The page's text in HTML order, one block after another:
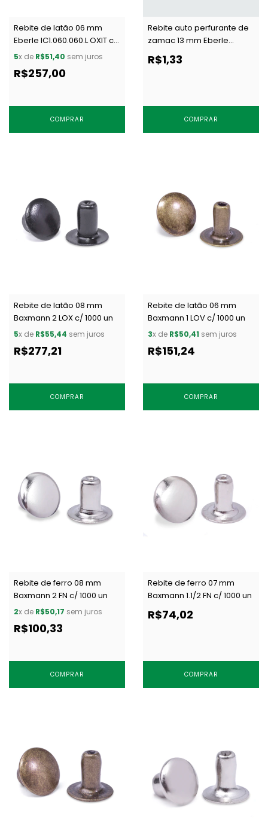
Rebite de latão 06 mm
Eberle IC1.060.060.L OXIT c/
1000 un
5x de R$51,40 sem juros
R$257,00
COMPRAR
Rebite auto perfurante de
zamac 13 mm Eberle
RB4.130.BR.Z NIQ c/ 1 un
R$1,33
COMPRAR
Rebite de latão 08 mm
Baxmann 2 LOX c/ 1000 un
5x de R$55,44 sem juros
R$277,21
COMPRAR
Rebite de latão 06 mm
Baxmann 1 LOV c/ 1000 un
3x de R$50,41 sem juros
R$151,24
COMPRAR
Rebite de ferro 08 mm
Baxmann 2 FN c/ 1000 un
2x de R$50,17 sem juros
R$100,33
COMPRAR
Rebite de ferro 07 mm
Baxmann 1.1/2 FN c/ 1000 un
R$74,02
COMPRAR